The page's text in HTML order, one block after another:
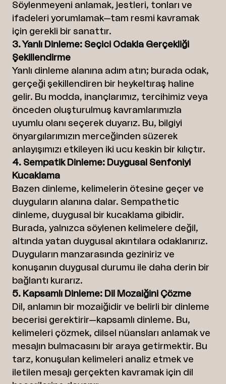
Söylenmeyeni anlamak, jestleri, tonları ve
ifadeleri yorumlamak—tam resmi kavramak
için gerekli bir sanattır.
3. Yanlı Dinleme: Seçici Odakla Gerçekliği
Şekillendirme
Yanlı dinleme alanına adım atın; burada odak,
gerçeği şekillendiren bir heykeltıraş haline
gelir. Bu modda, inançlarımız, tercihimiz veya
önceden oluşturulmuş kavramlarımızla
uyumlu olanı seçerek duyarız. Bu, bilgiyi
önyargılarımızın merceğinden süzerek
anlayışımızı etkileyen iki ucu keskin bir kılıçtır.
4. Sempatik Dinleme: Duygusal Senfoniyi
Kucaklama
Bazen dinleme, kelimelerin ötesine geçer ve
duyguların alanına dalar. Sempathetic
dinleme, duygusal bir kucaklama gibidir.
Burada, yalnızca söylenen kelimelere değil,
altında yatan duygusal akıntılara odaklanırız.
Duyguların manzarasında geziniriz ve
konuşanın duygusal durumu ile daha derin bir
bağlantı kurarız.
5. Kapsamlı Dinleme: Dil Mozaiğini Çözme
Dil, anlamın bir mozaiğidir ve belirli bir dinleme
becerisi gerektirir—kapsamlı dinleme. Bu,
kelimeleri çözmek, dilsel nüansları anlamak ve
mesajın bulmacasını bir araya getirmektir. Bu
tarz, konuşulan kelimeleri analiz etmek ve
iletilen mesajı gerçekten kavramak için dil